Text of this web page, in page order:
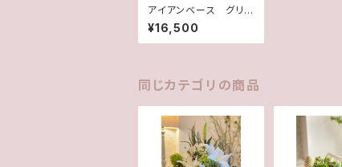
アイアンベース グリ
ーン(造花)
¥16,500
同じカテゴリの商品